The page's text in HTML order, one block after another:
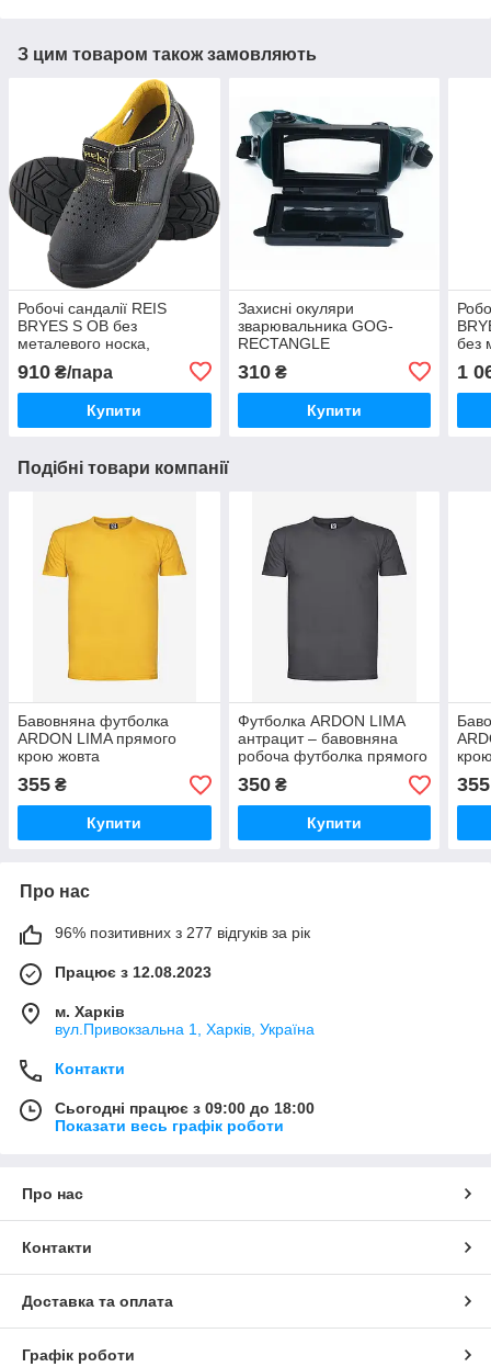
З цим товаром також замовляють
Робочі сандалії REIS
BRYES S OB без
металевого носка,
маслостійка підошва,
Польща
910 ₴/пара
Купити
Захисні окуляри
зварювальника GOG-
RECTANGLE
310₴
Купити
без
1
Подібні товари компанії
Бавовняна футболка
ARDON LIMA прямого
крою жовта
355 ₴
Купити
Футболка ARDON LIMA
антрацит – бавовняна
робоча футболка прямого
зносостійка
350₴
Купити
355
Про нас
96% позитивних з 277 відгуків за рік
Працює з 12.08.2023
м. Харків
вул.Привокзальна 1, Харків, Україна
Контакти
Сьогодні працює з 09:00 до 18:00
Показати весь графік роботи
Про нас
Контакти
Доставка та оплата
Графік роботи